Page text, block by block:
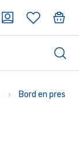
Bord en